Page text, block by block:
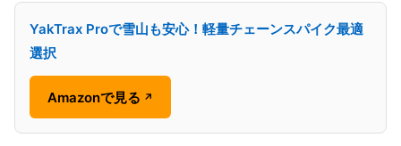
YakTrax Proで雪山も安心！軽量チェーンスパイク最適
選択
Amazonで見る ↗